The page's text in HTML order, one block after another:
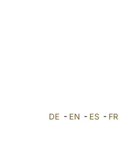
DE - EN - ES - FR